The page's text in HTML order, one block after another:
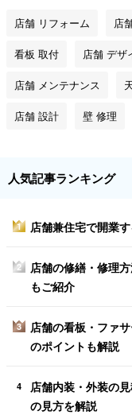
店舗 リフォーム 店
看板 取付 店舗 デザ
店舗 メンテナンス
店舗 設計 壁 修理
人気記事ランキング
1 店舗兼住宅で開業
2
店舗の修繕・修理
もご紹介
3
店舗の看板・ファ
のポイントも解説
4
店舗内装・外装の
の見方を解説